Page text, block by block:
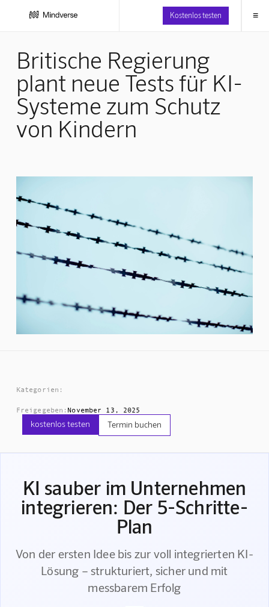
Kostenlos testen ≡
Britische Regierung
plant neue Tests für KI-
Systeme zum Schutz
von Kindern
Kategorien:
Freigegeben: November 13, 2025
kostenlos testen Termin buchen
KI sauber im Unternehmen
integrieren: Der 5-Schritte-
Plan
Von der ersten Idee bis zur voll integrierten KI-
Lösung – strukturiert, sicher und mit
messbarem Erfolg